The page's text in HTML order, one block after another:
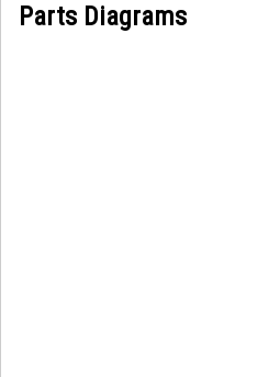
Parts Diagrams